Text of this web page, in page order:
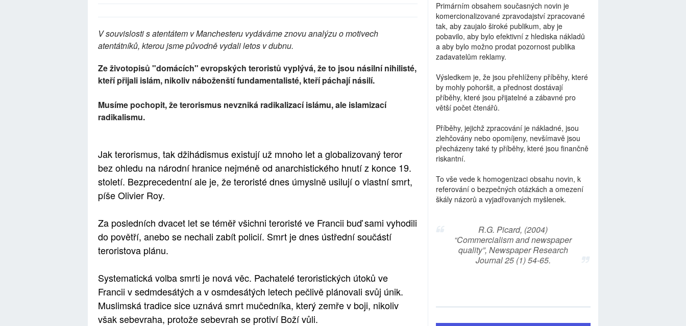
V souvislosti s atentátem v Manchesteru vydáváme znovu analýzu o motivech
atentátníků, kterou jsme původně vydali letos v dubnu.
Ze životopisů "domácích" evropských teroristů vyplývá, že to jsou násilní nihilisté,
kteří přijali islám, nikoliv náboženští fundamentalisté, kteří páchají násilí.
Musíme pochopit, že terorismus nevzniká radikalizací islámu, ale islamizací
radikalismu.
Jak terorismus, tak džihádismus existují už mnoho let a globalizovaný teror
bez ohledu na národní hranice nejméně od anarchistického hnutí z konce 19.
století. Bezprecedentní ale je, že teroristé dnes úmyslně usilují o vlastní smrt,
píše Olivier Roy.
Za posledních dvacet let se téměř všichni teroristé ve Francii buď sami vyhodili
do povětří, anebo se nechali zabít policií. Smrt je dnes ústřední součástí
teroristova plánu.
Systematická volba smrti je nová věc. Pachatelé teroristických útoků ve
Francii v sedmdesátých a v osmdesátých letech pečlivě plánovali svůj únik.
Muslimská tradice sice uznává smrt mučedníka, který zemře v boji, nikoliv
však sebevraha, protože sebevrah se protiví Boží vůli.
Primárním obsahem současných novin je
komercionalizované zpravodajství zpracované
tak, aby zaujalo široké publikum, aby je
pobavilo, aby bylo efektivní z hlediska nákladů
a aby bylo možno prodat pozornost publika
zadavatelům reklamy.
Výsledkem je, že jsou přehlíženy příběhy, které
by mohly pohoršit, a přednost dostávají
příběhy, které jsou přijatelné a zábavné pro
větší počet čtenářů.
Příběhy, jejichž zpracování je nákladné, jsou
zlehčovány nebo opomíjeny, nevšímavě jsou
přecházeny také ty příběhy, které jsou finančně
riskantní.
To vše vede k homogenizaci obsahu novin, k
referování o bezpečných otázkách a omezení
škály názorů a vyjadřovaných myšlenek.
R.G. Picard, (2004)
“Commercialism and newspaper
quality”, Newspaper Research
Journal 25 (1) 54-65.